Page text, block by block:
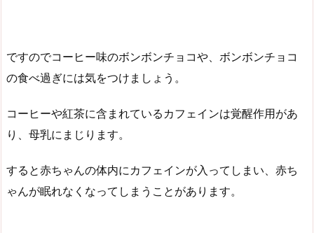
ですのでコーヒー味のボンボンチョコや、ボンボンチョコ
の食べ過ぎには気をつけましょう。
コーヒーや紅茶に含まれているカフェインは覚醒作用があ
り、母乳にまじります。
すると赤ちゃんの体内にカフェインが入ってしまい、赤ち
ゃんが眠れなくなってしまうことがあります。